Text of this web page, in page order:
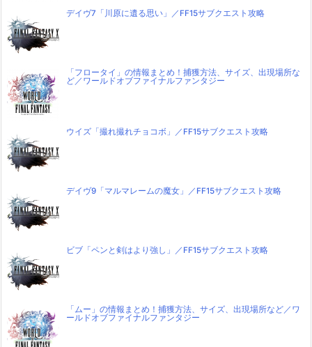
デイヴ7「川原に遺る思い」／FF15サブクエスト攻略
「フロータイ」の情報まとめ！捕獲方法、サイズ、出現場所な
ど／ワールドオブファイナルファンタジー
ウイズ「撮れ撮れチョコボ」／FF15サブクエスト攻略
デイヴ9「マルマレームの魔女」／FF15サブクエスト攻略
ビブ「ペンと剣はより強し」／FF15サブクエスト攻略
「ムー」の情報まとめ！捕獲方法、サイズ、出現場所など／ワ
ールドオブファイナルファンタジー